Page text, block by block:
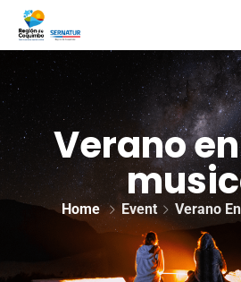
Verano
Home Event Verano